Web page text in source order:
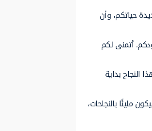
حياتكم، وأن
أتمنى لكم
النجاح بداية
مليئًا بالنجاحات،